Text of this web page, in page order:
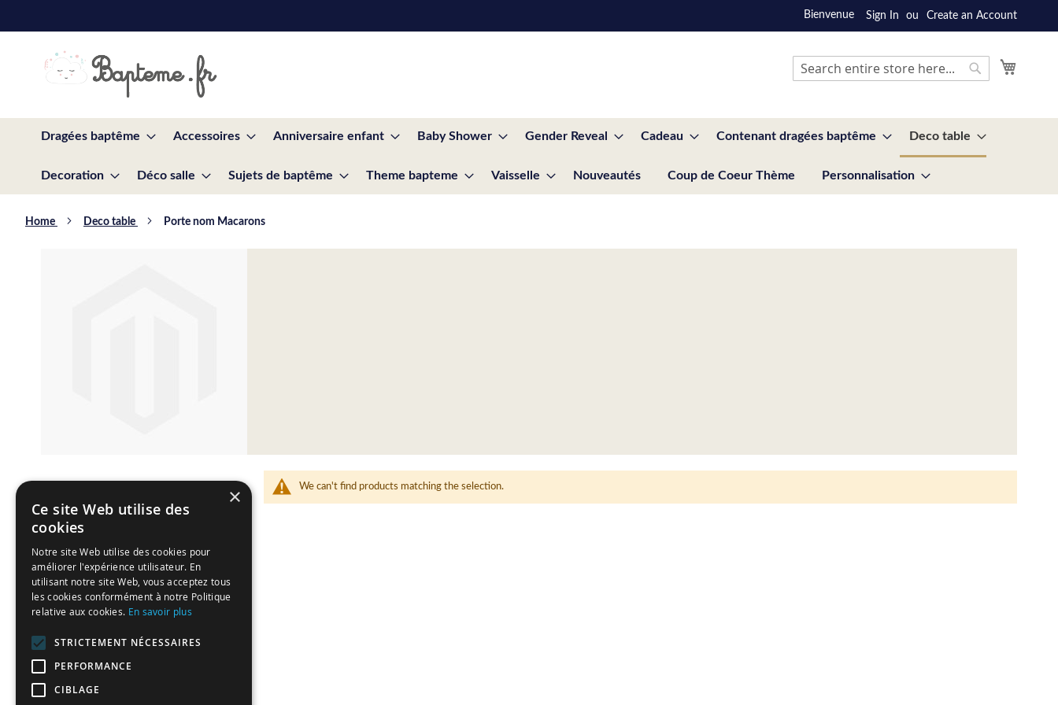
to
Bienvenue Sign In Create an Account
Search
Dragées baptême Accessoires Anniversaire enfant Baby Shower Gender Reveal Cadeau Contenant dragées baptême Deco table
Decoration Déco salle Sujets de baptême Theme bapteme Vaisselle Nouveautés Coup de Coeur Thème Personnalisation
Home Deco table Porte nom Macarons
We can't find products matching the selection.
×
Ce site Web utilise des
cookies
Notre site Web utilise des cookies pour
améliorer l'expérience utilisateur. En
utilisant notre site Web, vous acceptez tous
les cookies conformément à notre Politique
relative aux cookies. En savoir plus
STRICTEMENT NÉCESSAIRES
PERFORMANCE
CIBLAGE